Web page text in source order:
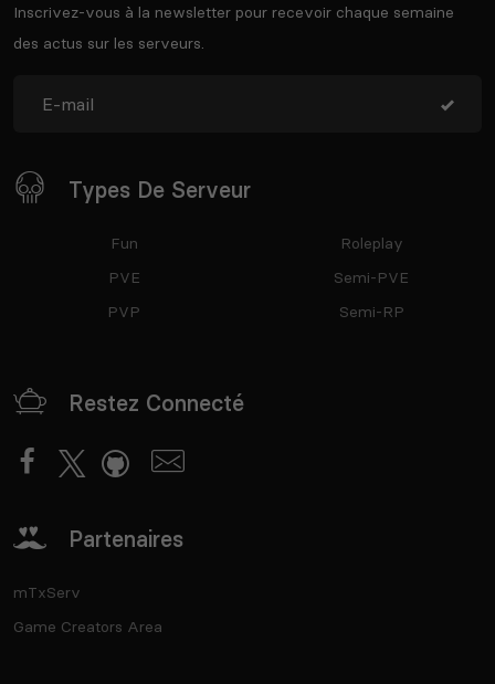
Inscrivez-vous à la newsletter pour recevoir chaque semaine
des actus sur les serveurs.
Types De Serveur
Fun
PVE
PVP
Roleplay
Semi-PVE
Semi-RP
Restez Connecté
Partenaires
mTxServ
Game Creators Area